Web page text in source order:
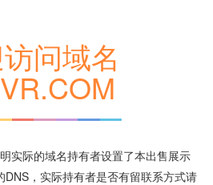
问域名
实际的域名持有者设置了本出售展示
，实际持有者是否有留联系方式请